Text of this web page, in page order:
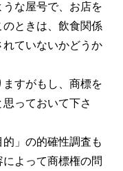
な屋号で、お店を
ときは、飲食関係
ていないかどうか
すがもし、商標を
っておいて下さ
」の的確性調査も
よって商標権の問